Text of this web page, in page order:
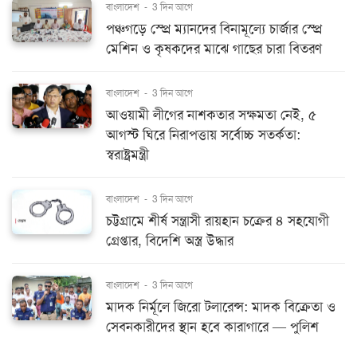
বাংলাদেশ - 3 দিন আগে
পঞ্চগড়ে স্প্রে ম্যানদের বিনামূল্যে চার্জার স্প্রে
মেশিন ও কৃষকদের মাঝে গাছের চারা বিতরণ
বাংলাদেশ - 3 দিন আগে
আওয়ামী লীগের নাশকতার সক্ষমতা নেই, ৫
আগস্ট ঘিরে নিরাপত্তায় সর্বোচ্চ সতর্কতা:
স্বরাষ্ট্রমন্ত্রী
বাংলাদেশ - 3 দিন আগে
চট্টগ্রামে শীর্ষ সন্ত্রাসী রায়হান চক্রের ৪ সহযোগী
গ্রেপ্তার, বিদেশি অস্ত্র উদ্ধার
বাংলাদেশ - 3 দিন আগে
মাদক নির্মূলে জিরো টলারেন্স: মাদক বিক্রেতা ও
সেবনকারীদের স্থান হবে কারাগারে — পুলিশ